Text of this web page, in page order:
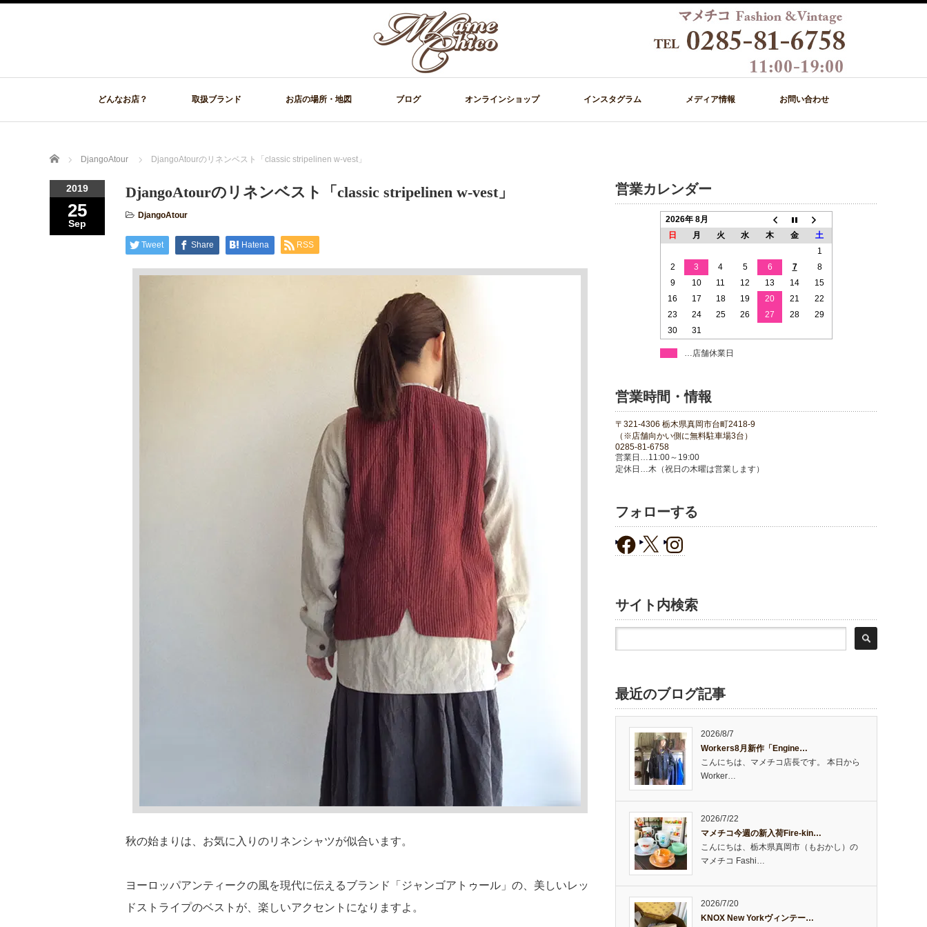
どんなお店？ 取扱ブランド お店の場所・地図 ブログ オンラインショップ インスタグラム メディア情報 お問い合わせ
Home DjangoAtour DjangoAtourのリネンベスト「classic stripelinen w-vest」
2019
25
Sep
DjangoAtourのリネンベスト「classic stripelinen w-vest」
DjangoAtour
Tweet Share Hatena RSS
秋の始まりは、お気に入りのリネンシャツが似合います。
ヨーロッパアンティークの風を現代に伝えるブランド「ジャンゴアトゥール」の、美しいレッ
ドストライプのベストが、楽しいアクセントになりますよ。
営業カレンダー
2026年 8月
日
月 火 水 木 金
土
1
2
3 4 5 6 7
8
9
10 11 12 13 14
15
16
17 18 19 20 21
22
23
24 25 26 27 28
29
30
31
…店舗休業日
営業時間・情報
〒321-4306 栃木県真岡市台町2418-9
（※店舗向かい側に無料駐車場3台）
0285-81-6758
営業日…11:00～19:00
定休日…木（祝日の木曜は営業します）
フォローする
サイト内検索
最近のブログ記事
2026/8/7
Workers8月新作「Engine…
こんにちは、マメチコ店長です。 本日から
Worker…
2026/7/22
マメチコ今週の新入荷Fire-kin…
こんにちは、栃木県真岡市（もおかし）の
マメチコ Fashi…
2026/7/20
KNOX New Yorkヴィンテー…